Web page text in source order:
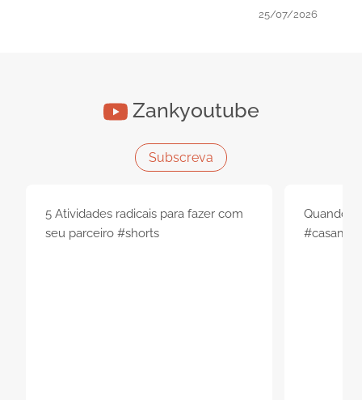
25/07/2026
Zankyoutube
Subscreva
5 Atividades radicais para fazer com
seu parceiro #shorts
Quando